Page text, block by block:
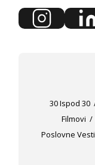
30 Ispod 30
Filmovi
Poslovne Vesti